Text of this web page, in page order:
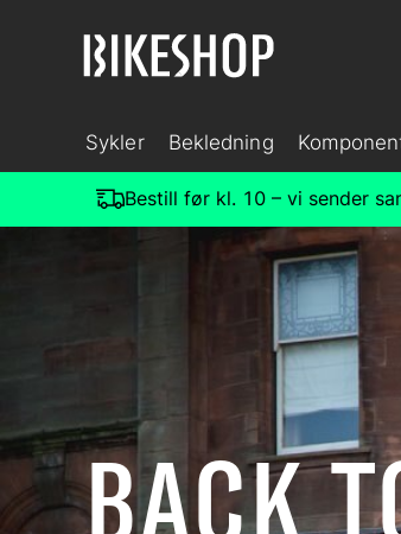
Sykler Bekledning
Bestill før kl. 10 – vi sender
BACK